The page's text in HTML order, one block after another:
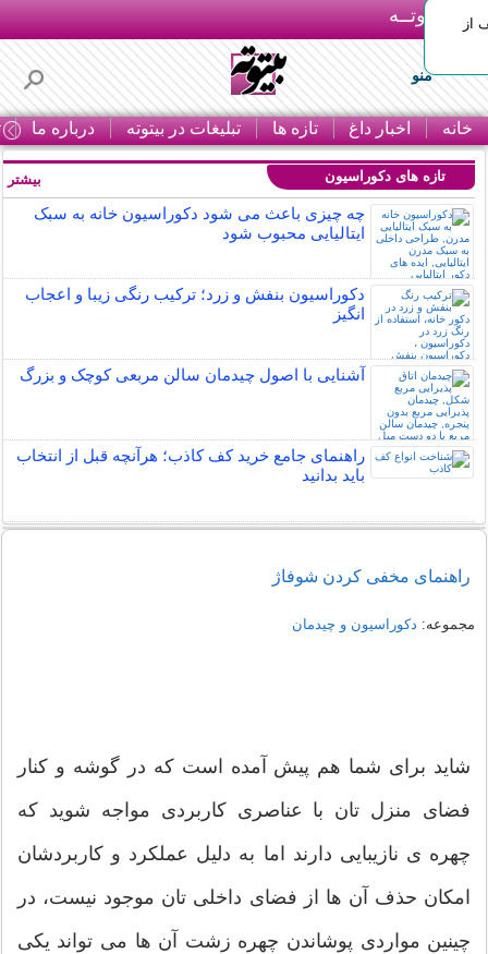
بـیتوتــه
منو
خانه اخبار داغ تازه ها تبلیغات در بیتوته درباره ما
تخفیف از
تازه های دکوراسیون
چه چیزی باعث می شود دکوراسیون خانه به سبک
ایتالیایی محبوب شود
دکوراسیون بنفش و زرد؛ ترکیب رنگی زیبا و اعجاب
انگیز
آشنایی با اصول چیدمان سالن مربعی کوچک و بزرگ
راهنمای جامع خرید کف کاذب؛ هرآنچه قبل از انتخاب
باید بدانید
بیشتر
راهنمای مخفی کردن شوفاژ
مجموعه: دکوراسیون و چیدمان
شاید برای شما هم پیش آمده است که در گوشه و کنار
فضای منزل تان با عناصری کاربردی مواجه شوید که
چهره ی نازیبایی دارند اما به دلیل عملکرد و کاربردشان
امکان حذف آن ها از فضای داخلی تان موجود نیست، در
چینین مواردی پوشاندن چهره زشت آن ها می تواند یکی